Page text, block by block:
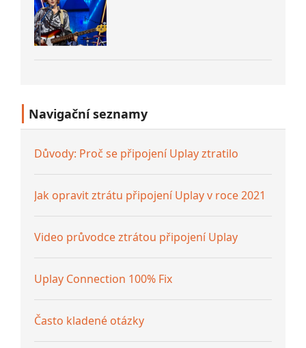
Navigační seznamy
Důvody: Proč se připojení Uplay ztratilo
Jak opravit ztrátu připojení Uplay v roce 2021
Video průvodce ztrátou připojení Uplay
Uplay Connection 100% Fix
Často kladené otázky